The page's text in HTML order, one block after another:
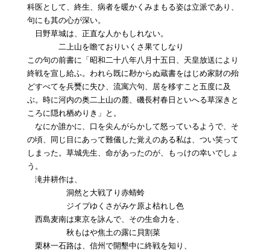
科医として、終生、病者を暖かくみまもる姿は立派であり、
句にも其の心が深い。
日野草城は、正直な人かもしれない。
二上山を瞻ておりいくさ果てしなり
この句の前書に「昭和二十八年八月十五日、天皇放送により
終戦を宣し給ふ。われら既に尠からぬ蔵書をはじめ家財の殆
どすべてを兵燹に失ひ、流寓六句、居を移すこと五度に及
ぶ。時に河内の奥二上山の麓、磯長村春日といへる草深きと
ころに隠れ栖めりき」と。
なにか誰かに、口を尖んがらかして怒っているようで、そ
の頃、同じ目にあって難儀した覚えのある私は、つい笑って
しまった。草城先生、命があったのが、もっけの幸いでしょ
う。
滝井耕作は、
洞然と大戦了り赤蜻蛉
ジイプゆくさがみケ原よ枯れし色
西島麦南は東京を詠んで、その生命力を、
秋もはや焦土の露に貝割菜
栗林一石路は、信州で開墾中に終戦を知り、